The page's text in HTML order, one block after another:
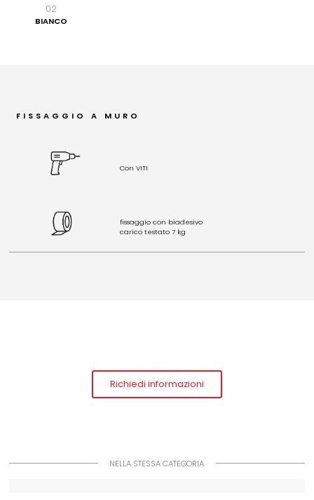
02
BIANCO
FISSAGGIO A MURO
Con VITI
fissaggio con biadesivo
carico testato 7 kg
Richiedi informazioni
NELLA STESSA CATEGORIA